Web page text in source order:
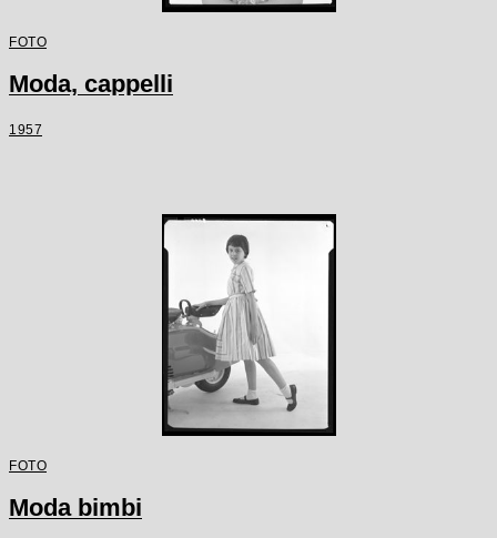
FOTO
Moda, cappelli
1957
FOTO
Moda bimbi